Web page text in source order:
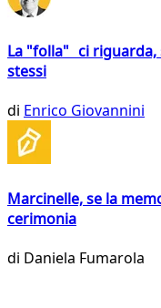
La "folla" ci riguarda,
stessi
di Enrico Giovannini
Marcinelle, se la
cerimonia
di Daniela Fumarola